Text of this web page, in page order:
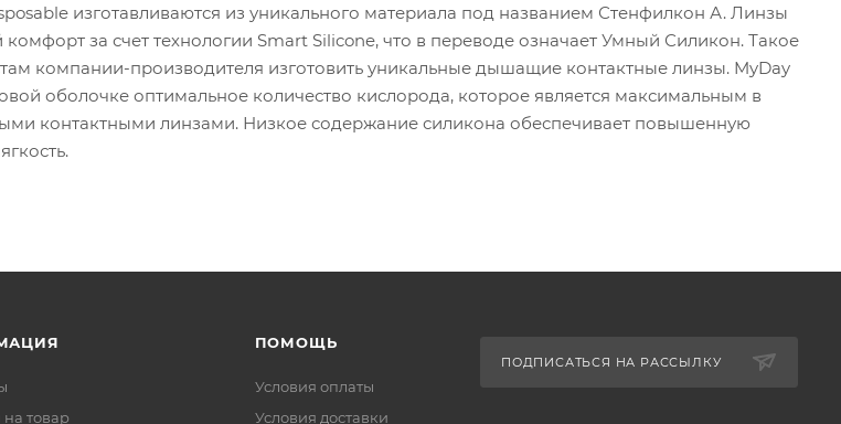
изготавливаются из уникального материала под названием Стенфилкон А. Линзы
за счет технологии Smart Silicone, что в переводе означает Умный Силикон. Такое
компании-производителя изготовить уникальные дышащие контактные линзы. MyDay
оболочке оптимальное количество кислорода, которое является максимальным в
контактными линзами. Низкое содержание силикона обеспечивает повышенную
на товар
ПОМОЩЬ
Условия оплаты
Условия доставки
ПОДПИСАТЬСЯ НА РАССЫЛКУ